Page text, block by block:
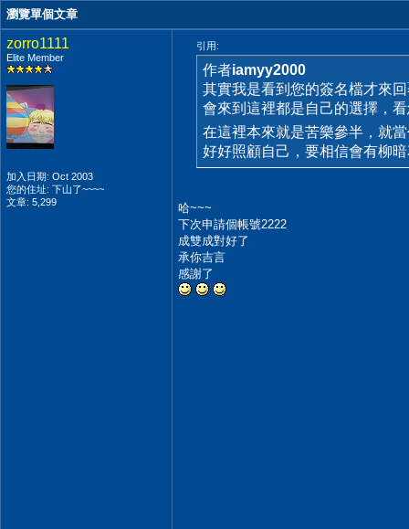
瀏覽單個文章
zorro1111
Elite Member
加入日期: Oct 2003
您的住址: 下山了~~~~
文章: 5,299
引用:
作者iamyy2000
其實我是看到您的簽名檔才來
會來到這裡都是自己的選擇，
在這裡本來就是苦樂參半，就
好好照顧自己，要相信會有柳
哈~~~
下次申請個帳號2222
成雙成對好了
承你吉言
感謝了